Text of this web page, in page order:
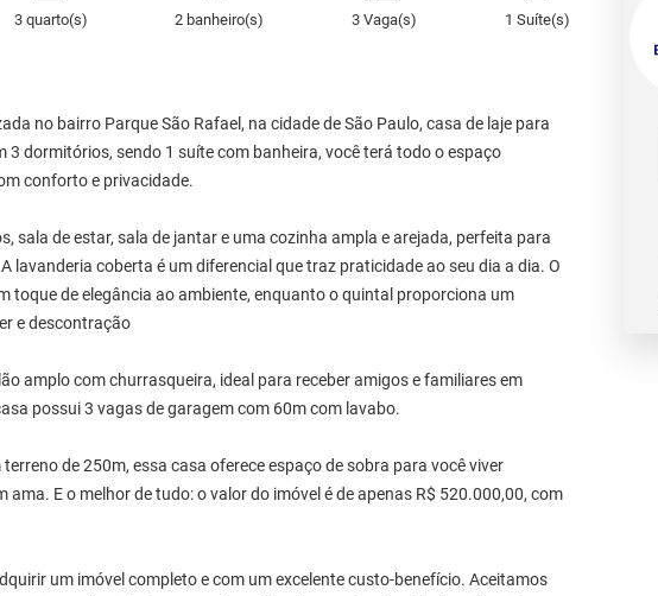
3 quarto(s) 2 banheiro(s) 3 Vaga(s) 1 Suíte(s)
no bairro Parque São Rafael, na cidade de São Paulo, casa de laje para
3 dormitórios, sendo 1 suíte com banheira, você terá todo o espaço
conforto e privacidade.
sala de estar, sala de jantar e uma cozinha ampla e arejada, perfeita para
lavanderia coberta é um diferencial que traz praticidade ao seu dia a dia. O
toque de elegância ao ambiente, enquanto o quintal proporciona um
e descontração
amplo com churrasqueira, ideal para receber amigos e familiares em
possui 3 vagas de garagem com 60m com lavabo.
de 250m, essa casa oferece espaço de sobra para você viver
ama. E o melhor de tudo: o valor do imóvel é de apenas R$ 520.000,00, com
um imóvel completo e com um excelente custo-benefício. Aceitamos